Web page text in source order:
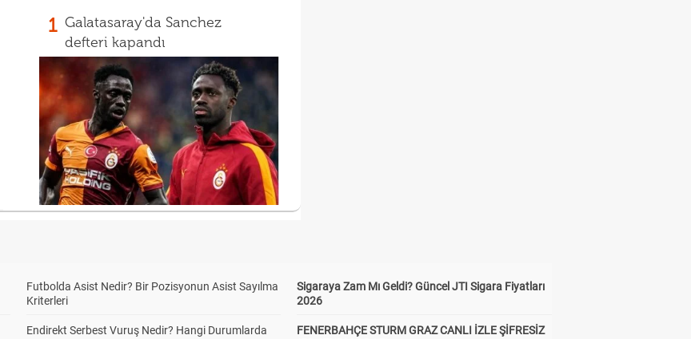
1 Galatasaray'da Sanchez
defteri kapandı
Futbolda Asist Nedir? Bir Pozisyonun Asist Sayılma
Kriterleri
Endirekt Serbest Vuruş Nedir? Hangi Durumlarda
Sigaraya Zam Mı Geldi? Güncel JTI Sigara Fiyatları
2026
FENERBAHÇE STURM GRAZ CANLI İZLE ŞİFRESİZ